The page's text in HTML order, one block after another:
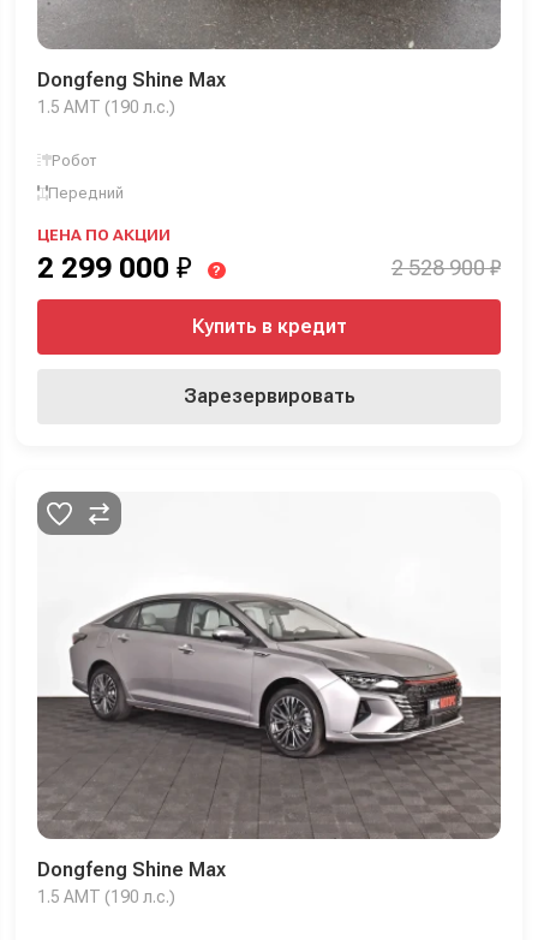
Dongfeng Shine Max
1.5 AMT (190 л.с.)
Робот
Передний
ЦЕНА ПО АКЦИИ
2 299 000 ₽ ? 2 528 900 ₽
Купить в кредит
Зарезервировать
Dongfeng Shine Max
1.5 AMT (190 л.с.)